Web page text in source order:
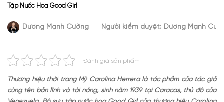
Tập Nước Hoa Good Girl
Dương Mạnh Cường Người kiểm duyệt: Dương Mạnh
Đánh giá sản phẩm
Thương hiệu thời trang Mỹ Carolina Herrera là tác phẩm của tác giả
cùng tên bản lĩnh và tài năng, sinh năm 1939 tại Caracas, thủ đô của